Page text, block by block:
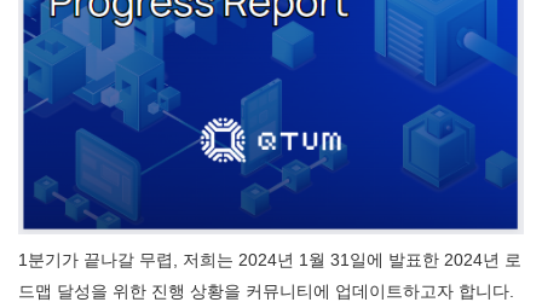
1분기가 끝나갈 무렵, 저희는 2024년 1월 31일에 발표한 2024년 로
드맵 달성을 위한 진행 상황을 커뮤니티에 업데이트하고자 합니다.